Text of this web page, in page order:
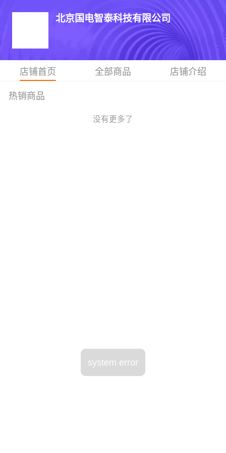
北京国电智泰科技有限公司
店铺首页 全部商品 店铺介绍
热销商品
没有更多了
system error